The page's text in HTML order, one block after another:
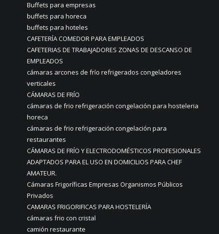
Buffets para empresas
buffets para horeca
buffets para hoteles
CAFETERÍA COMEDOR PARA EMPLEADOS
CAFETERIAS DE TRABAJADORES ZONAS DE DESCANSO DE
EMPLEADOS
cámaras arcones de frío refrigerados congeladores
verticales
CÁMARAS DE FRÍO
cámaras de frio refrigeración congelación para hosteleria
horeca
cámaras de frio refrigeración congelación para
restaurantes
CÁMARAS DE FRÍO Y ELECTRODOMÉSTICOS PROFESIONALES
ADAPTADOS PARA EL USO EN DOMICILIOS PARA CHEF
AMATEUR.
Cámaras Frigoríficas Empresas Organismos Públicos
Privados
CAMARAS FRIGORIFICAS PARA HOSTELERÍA
cámaras frio con cristal
camión restaurante